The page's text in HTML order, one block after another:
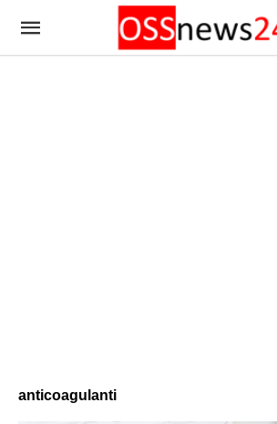
anticoagulanti